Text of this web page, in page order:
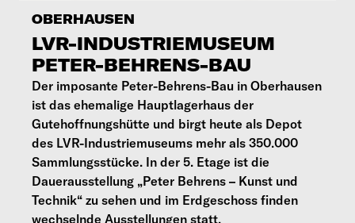
OBERHAUSEN
LVR-INDUSTRIEMUSEUM
PETER-BEHRENS-BAU
Der imposante Peter-Behrens-Bau in Oberhausen
ist das ehemalige Hauptlagerhaus der
Gutehoffnungshütte und birgt heute als Depot
des LVR-Industriemuseums mehr als 350.000
Sammlungsstücke. In der 5. Etage ist die
Dauerausstellung „Peter Behrens – Kunst und
Technik“ zu sehen und im Erdgeschoss finden
wechselnde Ausstellungen statt.